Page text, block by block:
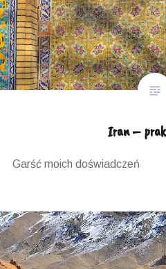
Iran –
Garść moich doświadczeń